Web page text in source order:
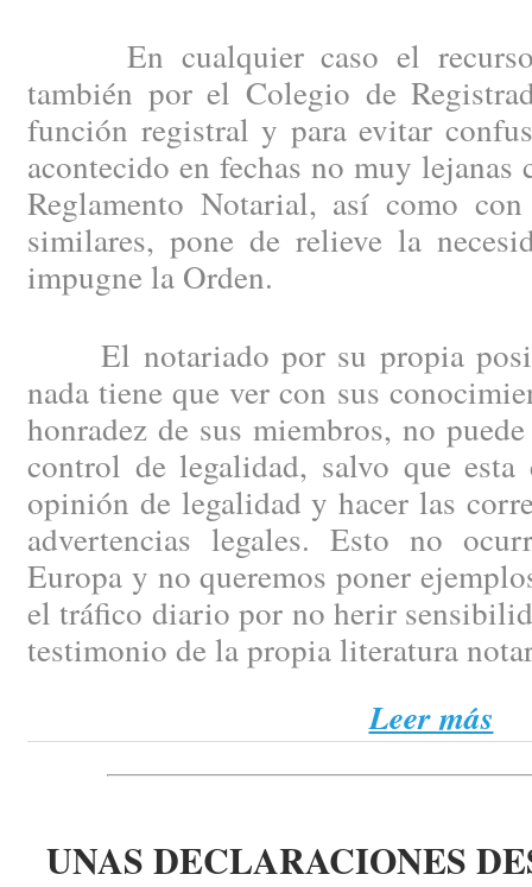
En cualquier caso el recurso
también por el Colegio de
función registral y para evitar
acontecido en fechas no muy
Reglamento Notarial, así como
similares, pone de relieve la
impugne la Orden.
El notariado por su propia
nada tiene que ver con sus
honradez de sus miembros, no
control de legalidad, salvo que
opinión de legalidad y hacer las
advertencias legales. Esto no
Europa y no queremos poner
el tráfico diario por no herir
testimonio de la propia literatura
Leer más
UNAS DECLARACIONES